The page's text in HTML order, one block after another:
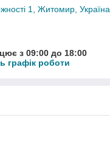
1, Житомир, Україна
з 09:00 до 18:00
графік роботи